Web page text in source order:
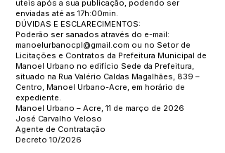
uteis após a sua publicação, podendo ser
enviadas até as 17h:00min.
DÚVIDAS E ESCLARECIMENTOS:
Poderão ser sanados através do e-mail:
manoelurbanocpl@gmail.com ou no Setor de
Licitações e Contratos da Prefeitura Municipal de
Manoel Urbano no edifício Sede da Prefeitura,
situado na Rua Valério Caldas Magalhães, 839 –
Centro, Manoel Urbano-Acre, em horário de
expediente.
Manoel Urbano – Acre, 11 de março de 2026
José Carvalho Veloso
Agente de Contratação
Decreto 10/2026